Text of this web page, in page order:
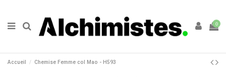
0
Accueil Chemise Femme col Mao - H593